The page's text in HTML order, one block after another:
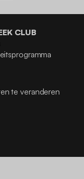
CLUB
te veranderen